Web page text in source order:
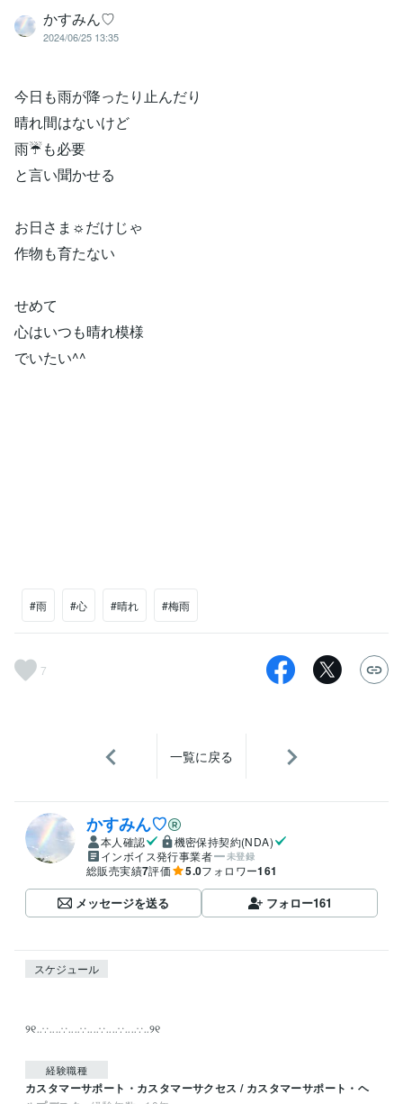
かすみん♡
2024/06/25 13:35
今日も雨が降ったり止んだり
晴れ間はないけど
雨☔も必要
と言い聞かせる
お日さま☼だけじゃ
作物も育たない
せめて
心はいつも晴れ模様
でいたい^^
#雨 #心 #晴れ #梅雨
7
一覧に戻る
かすみん♡
本人確認
機密保持契約(NDA)
インボイス発行事業者
未登録
総販売実績7評価 5.0フォロワー161
メッセージを送る フォロー161
スケジュール
୨୧‥∵‥‥∵‥‥∵‥‥∵‥‥∵‥‥∵‥୨୧
経験職種
カスタマーサポート・カスタマーサクセス / カスタマーサポート・ヘ